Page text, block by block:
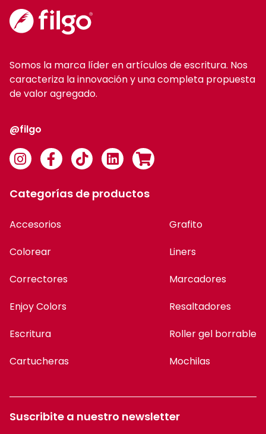
Somos la marca líder en artículos de escritura. Nos
caracteriza la innovación y una completa propuesta
de valor agregado.
@filgo
Categorías de productos
Accesorios
Colorear
Correctores
Enjoy Colors
Escritura
Cartucheras
Grafito
Liners
Marcadores
Resaltadores
Roller gel borrable
Mochilas
Suscribite a nuestro newsletter